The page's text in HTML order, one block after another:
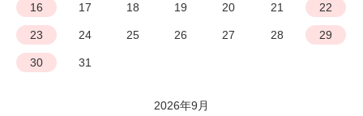
16 17 18 19 20 21 22
23 24 25 26 27 28 29
30 31
2026年9月